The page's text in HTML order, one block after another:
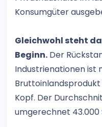
Konsumgüter
Gleichwohl steht
Beginn. Der
Industrienationen ist
Kopf. Der
umgerechnet 43.000